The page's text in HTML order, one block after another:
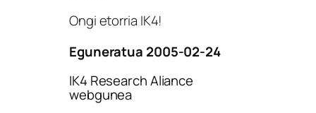
Ongi etorria IK4!
Eguneratua 2005-02-24
IK4 Research Aliance
webgunea